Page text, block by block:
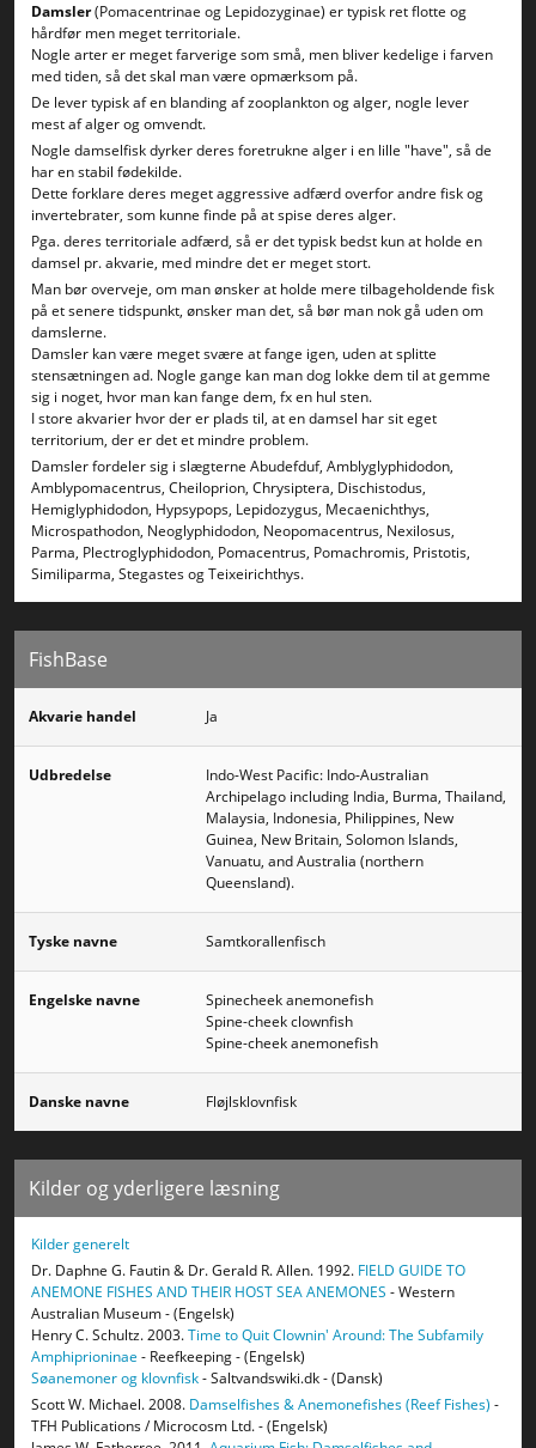
Damsler(Pomacentrinae og Lepidozyginae) er typisk ret flotte og
hårdfør men meget territoriale.
Nogle arter er meget farverige som små, men bliver kedelige i farven
med tiden, så det skal man være opmærksom på.
De lever typisk af en blanding af zooplankton og alger, nogle lever
mest af alger og omvendt.
Nogle damselfisk dyrker deres foretrukne alger i en lille "have", så de
har en stabil fødekilde.
Dette forklare deres meget aggressive adfærd overfor andre fisk og
invertebrater, som kunne finde på at spise deres alger.
Pga. deres territoriale adfærd, så er det typisk bedst kun at holde en
damsel pr. akvarie, med mindre det er meget stort.
Man bør overveje, om man ønsker at holde mere tilbageholdende fisk
på et senere tidspunkt, ønsker man det, så bør man nok gå uden om
damslerne.
Damsler kan være meget svære at fange igen, uden at splitte
stensætningen ad. Nogle gange kan man dog lokke dem til at gemme
sig i noget, hvor man kan fange dem, fx en hul sten.
I store akvarier hvor der er plads til, at en damsel har sit eget
territorium, der er det et mindre problem.
Damsler fordeler sig i slægterne Abudefduf, Amblyglyphidodon,
Amblypomacentrus, Cheiloprion, Chrysiptera, Dischistodus,
Hemiglyphidodon, Hypsypops, Lepidozygus, Mecaenichthys,
Microspathodon, Neoglyphidodon, Neopomacentrus, Nexilosus,
Parma, Plectroglyphidodon, Pomacentrus, Pomachromis, Pristotis,
Similiparma, Stegastes og Teixeirichthys.
FishBase
Akvarie handel Ja
Udbredelse
Indo-West Pacific: Indo-Australian
Archipelago including India, Burma, Thailand,
Malaysia, Indonesia, Philippines, New
Guinea, New Britain, Solomon Islands,
Vanuatu, and Australia (northern
Queensland).
Tyske navne Samtkorallenfisch
Engelske navne
Spinecheek anemonefish
Spine-cheek clownfish
Spine-cheek anemonefish
Danske navne Fløjlsklovnfisk
Kilder og yderligere læsning
Kilder generelt
Dr. Daphne G. Fautin & Dr. Gerald R. Allen. 1992. FIELD GUIDE TO
ANEMONE FISHES AND THEIR HOST SEA ANEMONES - Western
Australian Museum - (Engelsk)
Henry C. Schultz. 2003.Time to Quit Clownin' Around: The Subfamily
Amphiprioninae - Reefkeeping - (Engelsk)
Søanemoner og klovnfisk- Saltvandswiki.dk - (Dansk)
Scott W. Michael. 2008. Damselfishes & Anemonefishes (Reef Fishes) -
TFH Publications / Microcosm Ltd. - (Engelsk)